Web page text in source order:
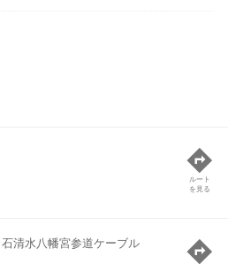
ルート
を見る
石清水八幡宮参道ケーブル